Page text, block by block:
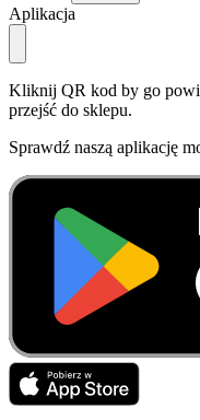
Aplikacja
Kliknij QR kod by go
przejść do sklepu.
Sprawdź naszą aplikację